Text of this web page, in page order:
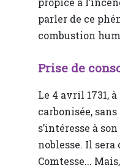
parler de ce
combustion
Prise de
Le 4 avril 1731,
carbonisée,
s’intéresse à
noblesse. Il
Comtesse...